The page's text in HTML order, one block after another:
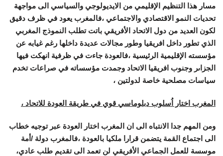
مسار هذا التنظيم الإقليمي من الايديولوجي والسياسي الى مواجهة
تحديات النمو الاقتصادي والاجتماعي ،فالمغرب يعود في ظرف دقيق
لكون العديد من دول الاتحاد الأفريقي باتت تطلب النموذج المغربي
الذي تطور داخل افريقيا وطور مجالات عديدة داخلها رغم غيابه عن
مؤسسته الإقليمية الرئيسية ،فالعودة جاءت في ظرفية انهكت فيها
الجزاىر وجنوب افريقيا الاتحاد وجمدت مؤسساته في صراعات تخدم
سياسات مصلحية خاصة لدولتين ،
المغرب اختار اُسلوب دبلوماسي قوي في طريقة العودة للاتحاد ،
ومن المهم جدا الانتباه الى ان المغرب اختار العودة عبر توجيه خطاب
الى اجتماع القمة يتضمن قرارا ملكيا بالعودة ،فالمغرب دولة /أمة
موسسة للعمل الجماعي الأفريقي لن تعمد الى تقديم طلب عادي،